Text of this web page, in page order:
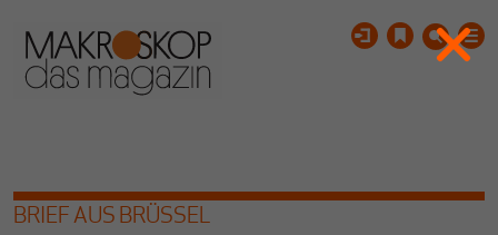
BRIEF AUS BRÜSSEL